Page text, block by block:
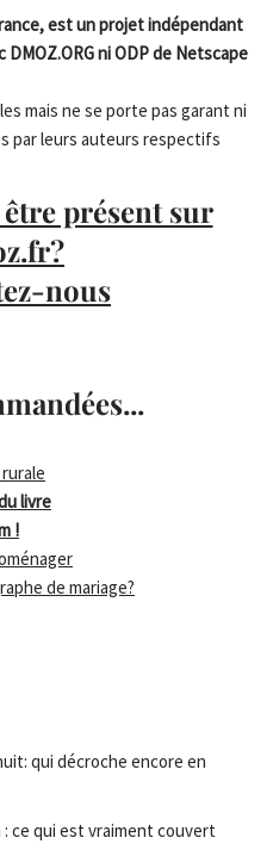
est un projet indépendant
ni ODP de Netscape
mais ne se porte pas garant ni
par leurs auteurs respectifs
présent sur
nous
livre
!
de mariage?
qui décroche encore en
ce qui est vraiment couvert